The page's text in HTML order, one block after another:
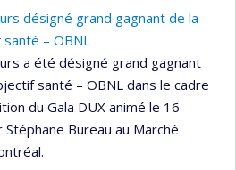
désigné grand gagnant de la
– OBNL
a été désigné grand gagnant
santé – OBNL dans le cadre
du Gala DUX animé le 16
Bureau au Marché